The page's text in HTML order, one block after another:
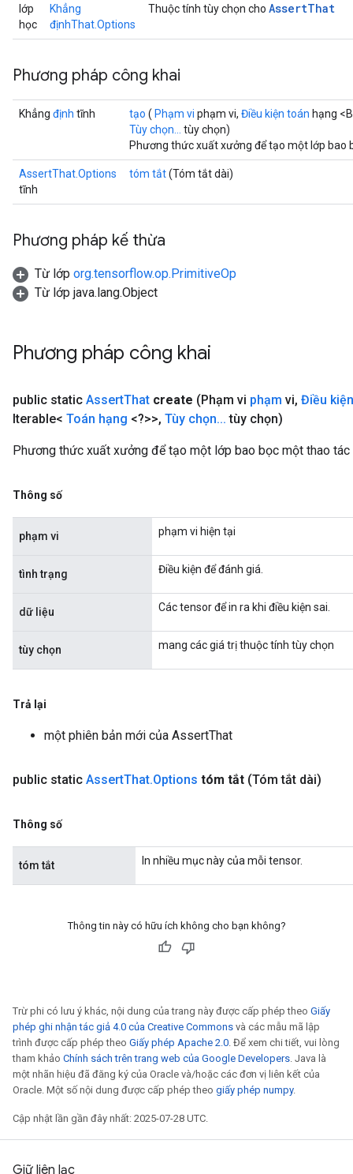
lớp
học
Khẳng
địnhThat.Options
Thuộc tính tùy chọn cho AssertThat
Phương pháp công khai
Khẳng định tĩnh tạo ( Phạm vi phạm vi, Điều kiện toán hạng
Tùy chọn...
tùy chọn)
Phương thức xuất xưởng để tạo một lớp
AssertThat.Options
tĩnh
tóm tắt(Tóm tắt dài)
Phương pháp kế thừa
Từ lớp org.tensorflow.op.PrimitiveOp
Từ lớp java.lang.Object
Phương pháp công khai
public static AssertThat create (Phạm vi phạm vi, Điều
Iterable< Toán hạng <?>>, Tùy chọn... tùy chọn)
Phương thức xuất xưởng để tạo một lớp bao bọc một thao
Thông số
phạm vi phạm vi hiện tại
tình trạng Điều kiện để đánh giá.
dữ liệu Các tensor để in ra khi điều kiện sai.
tùy chọn mang các giá trị thuộc tính tùy chọn
Trả lại
một phiên bản mới của AssertThat
public static AssertThat.Options tóm tắt (Tóm tắt dài)
Thông số
tóm tắt In nhiều mục này của mỗi tensor.
Thông tin này có hữu ích không cho bạn không?
Trừ phi có lưu ý khác, nội dung của trang này được cấp phép theo Giấy
phép ghi nhận tác giả 4.0 của Creative Commons và các mẫu mã lập
trình được cấp phép theo Giấy phép Apache 2.0. Để xem chi tiết, vui lòng
tham khảo Chính sách trên trang web của Google Developers. Java là
một nhãn hiệu đã đăng ký của Oracle và/hoặc các đơn vị liên kết của
Oracle. Một số nội dung được cấp phép theo giấy phép numpy.
Cập nhật lần gần đây nhất: 2025-07-28 UTC.
Giữ liên lạc